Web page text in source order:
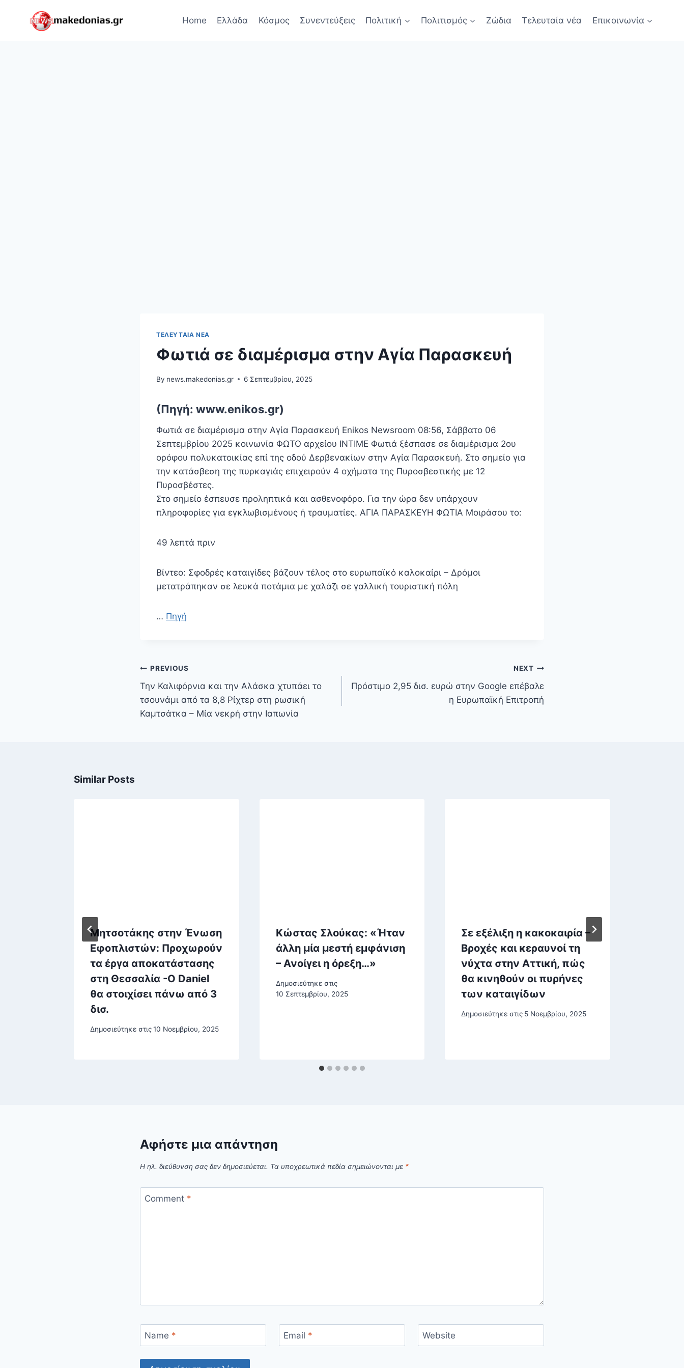
Home Ελλάδα Κόσμος Συνεντεύξεις Πολιτική Πολιτισμός Ζώδια Τελευταία νέα Επικοινωνία
ΤΕΛΕΥΤΑΊΑ ΝΈΑ
Φωτιά σε διαμέρισμα στην Αγία Παρασκευή
By news.makedonias.gr 6 Σεπτεμβρίου, 2025
(Πηγή: www.enikos.gr)
Φωτιά σε διαμέρισμα στην Αγία Παρασκευή Enikos Newsroom 08:56, Σάββατο 06
Σεπτεμβρίου 2025 κοινωνία ΦΩΤΟ αρχείου ΙΝΤΙΜΕ Φωτιά ξέσπασε σε διαμέρισμα 2ου
ορόφου πολυκατοικίας επί της οδού Δερβενακίων στην Αγία Παρασκευή. Στο σημείο για
την κατάσβεση της πυρκαγιάς επιχειρούν 4 οχήματα της Πυροσβεστικής με 12
Πυροσβέστες.
Στο σημείο έσπευσε προληπτικά και ασθενοφόρο. Για την ώρα δεν υπάρχουν
πληροφορίες για εγκλωβισμένους ή τραυματίες. ΑΓΙΑ ΠΑΡΑΣΚΕΥΗ ΦΩΤΙΑ Μοιράσου το:
49 λεπτά πριν
Βίντεο: Σφοδρές καταιγίδες βάζουν τέλος στο ευρωπαϊκό καλοκαίρι – Δρόμοι
μετατράπηκαν σε λευκά ποτάμια με χαλάζι σε γαλλική τουριστική πόλη
… Πηγή
Πλοήγηση
άρθρων
PREVIOUS
Την Καλιφόρνια και την Αλάσκα χτυπάει το
τσουνάμι από τα 8,8 Ρίχτερ στη ρωσική
Καμτσάτκα – Μία νεκρή στην Ιαπωνία
NEXT
Πρόστιμο 2,95 δισ. ευρώ στην Google επέβαλε
η Ευρωπαϊκή Επιτροπή
Similar Posts
Μητσοτάκης στην Ένωση
Εφοπλιστών: Προχωρούν
τα έργα αποκατάστασης
στη Θεσσαλία -Ο Daniel
θα στοιχίσει πάνω από 3
δισ.
Δημοσιεύτηκε στις10 Νοεμβρίου, 2025
Κώστας Σλούκας: «Ήταν
άλλη μία μεστή εμφάνιση
– Ανοίγει η όρεξη…»
Δημοσιεύτηκε στις
10 Σεπτεμβρίου, 2025
Σε εξέλιξη η κακοκαιρία –
Βροχές και κεραυνοί τη
νύχτα στην Αττική, πώς
θα κινηθούν οι πυρήνες
των καταιγίδων
Δημοσιεύτηκε στις 5 Νοεμβρίου, 2025
Αφήστε μια απάντηση
Η ηλ. διεύθυνση σας δεν δημοσιεύεται. Τα υποχρεωτικά πεδία σημειώνονται με *
Comment *
Name * Email * Website